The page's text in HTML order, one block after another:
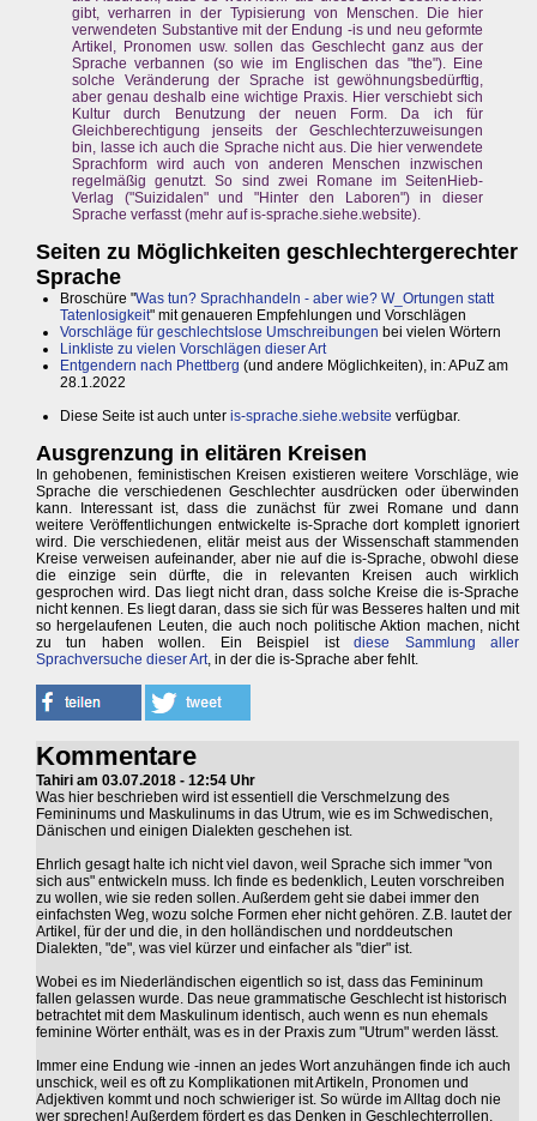
gibt, verharren in der Typisierung von Menschen. Die hier
verwendeten Substantive mit der Endung -is und neu geformte
Artikel, Pronomen usw. sollen das Geschlecht ganz aus der
Sprache verbannen (so wie im Englischen das "the"). Eine
solche Veränderung der Sprache ist gewöhnungsbedürftig,
aber genau deshalb eine wichtige Praxis. Hier verschiebt sich
Kultur durch Benutzung der neuen Form. Da ich für
Gleichberechtigung jenseits der Geschlechterzuweisungen
bin, lasse ich auch die Sprache nicht aus. Die hier verwendete
Sprachform wird auch von anderen Menschen inzwischen
regelmäßig genutzt. So sind zwei Romane im SeitenHieb-
Verlag ("Suizidalen" und "Hinter den Laboren") in dieser
Sprache verfasst (mehr auf is-sprache.siehe.website).
Seiten zu Möglichkeiten geschlechtergerechter
Sprache
Broschüre "Was tun? Sprachhandeln - aber wie? W_Ortungen statt
Tatenlosigkeit" mit genaueren Empfehlungen und Vorschlägen
Vorschläge für geschlechtslose Umschreibungen bei vielen Wörtern
Linkliste zu vielen Vorschlägen dieser Art
Entgendern nach Phettberg (und andere Möglichkeiten), in: APuZ am
28.1.2022
Diese Seite ist auch unter is-sprache.siehe.website verfügbar.
Ausgrenzung in elitären Kreisen
In gehobenen, feministischen Kreisen existieren weitere Vorschläge, wie
Sprache die verschiedenen Geschlechter ausdrücken oder überwinden
kann. Interessant ist, dass die zunächst für zwei Romane und dann
weitere Veröffentlichungen entwickelte is-Sprache dort komplett ignoriert
wird. Die verschiedenen, elitär meist aus der Wissenschaft stammenden
Kreise verweisen aufeinander, aber nie auf die is-Sprache, obwohl diese
die einzige sein dürfte, die in relevanten Kreisen auch wirklich
gesprochen wird. Das liegt nicht dran, dass solche Kreise die is-Sprache
nicht kennen. Es liegt daran, dass sie sich für was Besseres halten und mit
so hergelaufenen Leuten, die auch noch politische Aktion machen, nicht
zu tun haben wollen. Ein Beispiel istdiese Sammlung aller
Sprachversuche dieser Art, in der die is-Sprache aber fehlt.
Kommentare
Tahiri am 03.07.2018 - 12:54 Uhr
Was hier beschrieben wird ist essentiell die Verschmelzung des
Femininums und Maskulinums in das Utrum, wie es im Schwedischen,
Dänischen und einigen Dialekten geschehen ist.
Ehrlich gesagt halte ich nicht viel davon, weil Sprache sich immer "von
sich aus" entwickeln muss. Ich finde es bedenklich, Leuten vorschreiben
zu wollen, wie sie reden sollen. Außerdem geht sie dabei immer den
einfachsten Weg, wozu solche Formen eher nicht gehören. Z.B. lautet der
Artikel, für der und die, in den holländischen und norddeutschen
Dialekten, "de", was viel kürzer und einfacher als "dier" ist.
Wobei es im Niederländischen eigentlich so ist, dass das Femininum
fallen gelassen wurde. Das neue grammatische Geschlecht ist historisch
betrachtet mit dem Maskulinum identisch, auch wenn es nun ehemals
feminine Wörter enthält, was es in der Praxis zum "Utrum" werden lässt.
Immer eine Endung wie -innen an jedes Wort anzuhängen finde ich auch
unschick, weil es oft zu Komplikationen mit Artikeln, Pronomen und
Adjektiven kommt und noch schwieriger ist. So würde im Alltag doch nie
wer sprechen! Außerdem fördert es das Denken in Geschlechterrollen,